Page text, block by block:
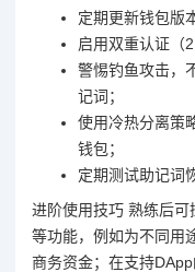
定期更新钱包版
启用双重认证（
警惕钓鱼攻击，
记词；
使用冷热分离策
钱包；
定期测试助记词
进阶使用技巧 熟练后
等功能，例如为不同用
商务资金；在支持